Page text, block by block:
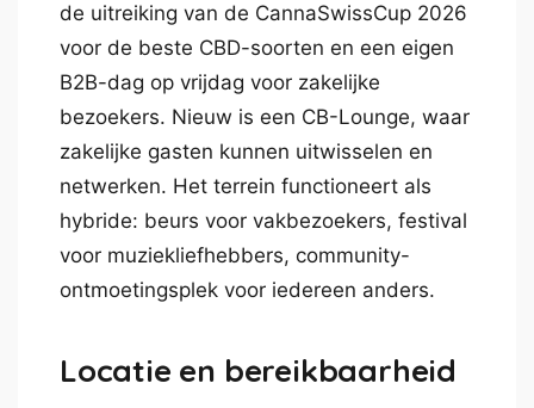
de uitreiking van de CannaSwissCup 2026
voor de beste CBD-soorten en een eigen
B2B-dag op vrijdag voor zakelijke
bezoekers. Nieuw is een CB-Lounge, waar
zakelijke gasten kunnen uitwisselen en
netwerken. Het terrein functioneert als
hybride: beurs voor vakbezoekers, festival
voor muziekliefhebbers, community-
ontmoetingsplek voor iedereen anders.
Locatie en bereikbaarheid